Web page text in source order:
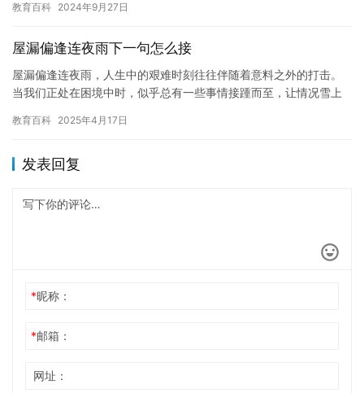
教育百科 2024年9月27日
屋漏偏逢连夜雨下一句怎么接
屋漏偏逢连夜雨，人生中的艰难时刻往往伴随着意料之外的打击。
当我们正处在困境中时，似乎总有一些事情接踵而至，让情况雪上
气。然…
教育百科 2025年4月17日
发表回复
*昵称：
*邮箱：
网址：